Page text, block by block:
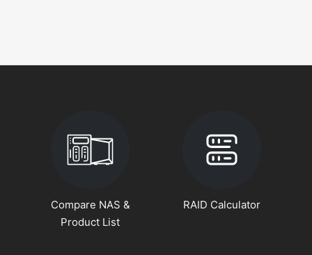
Compare NAS &
Product List
RAID Calculator